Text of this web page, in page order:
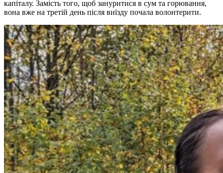
капіталу. Замість того, щоб зануритися в сум та горювання,
вона вже на третій день після виїзду почала волонтерити.